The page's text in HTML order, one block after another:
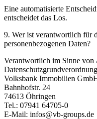
Eine automatisierte
entscheidet das Los.
9. Wer ist verantwortlich für
personenbezogenen Daten?
Verantwortlich im Sinne von
Datenschutzgrundverordnung
Volksbank Immobilien
Bahnhofstr. 24
74613 Öhringen
Tel.: 07941 64705-0
E-Mail: infos@vb-groups.de